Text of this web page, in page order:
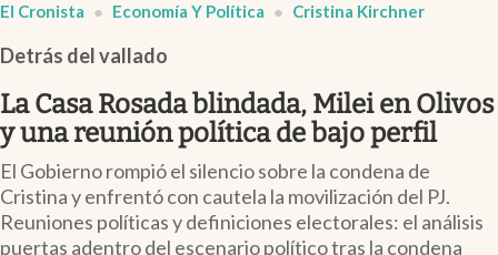
Uruguay
Finanzas y Mercados
Mercados Online
Negocios
Columnistas
Otras secciones
Apertura
El Cronista Economía Y Política Cristina Kirchner
Detrás del vallado
La Casa Rosada blindada, Milei en Olivos
y una reunión política de bajo perfil
El Gobierno rompió el silencio sobre la condena de
Cristina y enfrentó con cautela la movilización del PJ.
Reuniones políticas y definiciones electorales: el análisis
puertas adentro del escenario político tras la condena